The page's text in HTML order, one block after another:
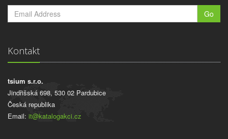
Go
Kontakt
tsium s.r.o.
Jindřišská 698, 530 02 Pardubice
Česká republika
Email: it@katalogakci.cz